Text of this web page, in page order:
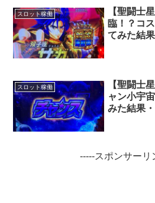
スロット稼働
【聖闘士
臨！？コ
てみた結
スロット稼働
【聖闘士
ャン小宇
みた結果
-----スポンサーリ